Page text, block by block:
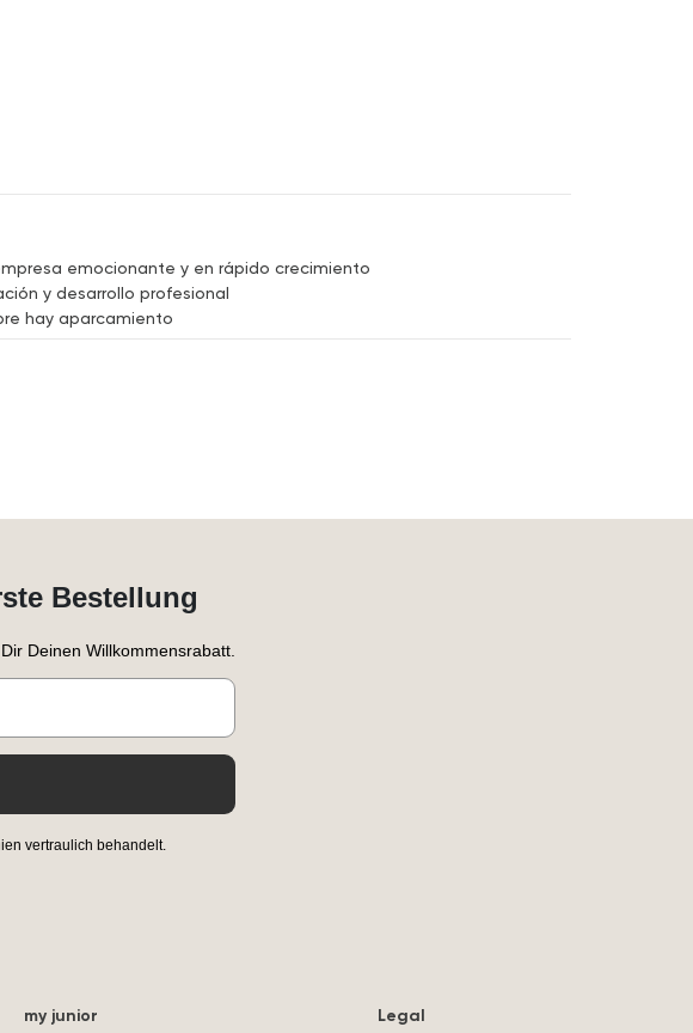
emocionante y en rápido crecimiento
y desarrollo profesional
hay aparcamiento
Bestellung
Deinen Willkommensrabatt.
vertraulich behandelt.
my junior Legal